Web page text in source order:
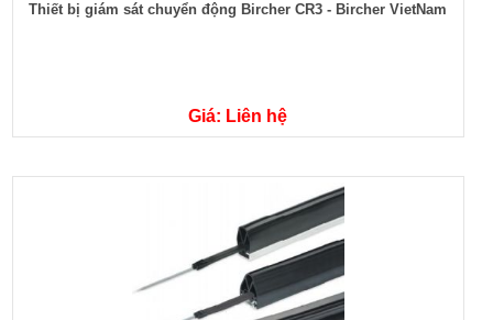
Thiết bị giám sát chuyển động Bircher CR3 - Bircher VietNam
Giá: Liên hệ